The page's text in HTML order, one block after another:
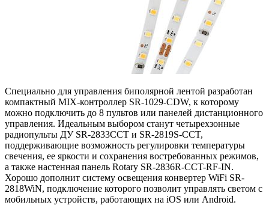
Специально для управления биполярной лентой разработан
компактный MIX-контроллер SR-1029-CDW, к которому
можно подключить до 8 пультов или панелей дистанционного
управления. Идеальным выбором станут четырехзонные
радиопульты ДУ SR-2833CCT и SR-2819S-CCT,
поддерживающие возможность регулировки температуры
свечения, ее яркости и сохранения востребованных режимов,
а также настенная панель Rotary SR-2836R-CCT-RF-IN.
Хорошо дополнит систему освещения конвертер WiFi SR-
2818WiN, подключение которого позволит управлять светом с
мобильных устройств, работающих на iOS или Android.